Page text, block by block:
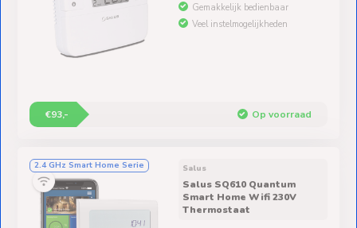
Gemakkelijk bedienbaar
Veel instelmogelijkheden
€93,- Op voorraad
2.4 GHz Smart Home Serie Salus
Salus SQ610 Quantum
Smart Home Wifi 230V
Thermostaat